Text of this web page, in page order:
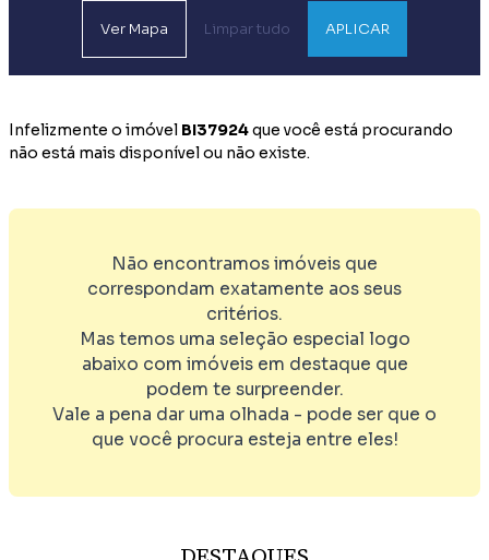
Ver Mapa Limpar tudo APLICAR
Infelizmente o imóvel BI37924que você está procurando
não está mais disponível ou não existe.
Não encontramos imóveis que
correspondam exatamente aos seus
critérios.
Mas temos uma seleção especial logo
abaixo com imóveis em destaque que
podem te surpreender.
Vale a pena dar uma olhada - pode ser que o
que você procura esteja entre eles!